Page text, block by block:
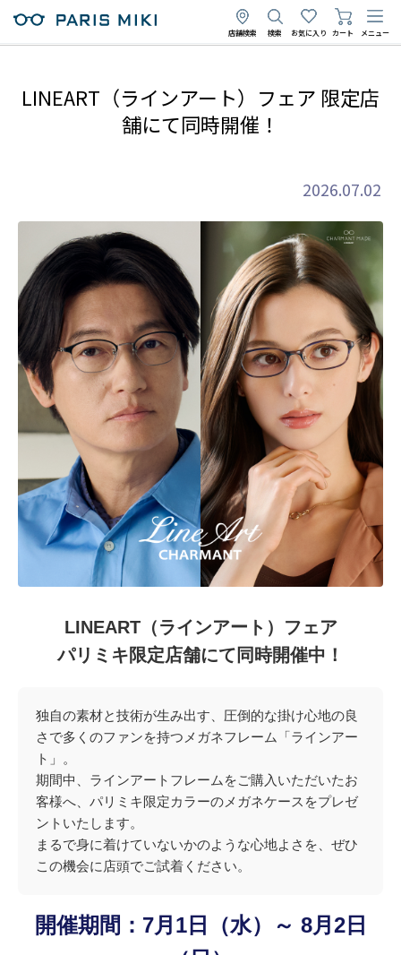
店舗検索 検索 お気に入り カート メニュー
LINEART（ラインアート）フェア 限定店
舗にて同時開催！
2026.07.02
LINEART（ラインアート）フェア
パリミキ限定店舗にて同時開催中！
独自の素材と技術が生み出す、圧倒的な掛け心地の良
さで多くのファンを持つメガネフレーム「ラインアー
ト」。
期間中、ラインアートフレームをご購入いただいたお
客様へ、パリミキ限定カラーのメガネケースをプレゼ
ントいたします。
まるで身に着けていないかのような心地よさを、ぜひ
この機会に店頭でご試着ください。
開催期間：7月1日（水）～ 8月2日